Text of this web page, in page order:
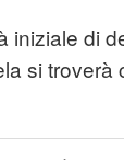
iniziale di
si troverà